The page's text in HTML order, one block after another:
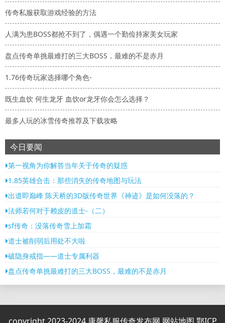
传奇私服获取游戏经验的方法
人满为患BOSS都抢不到了，偶遇一个勤俭持家美女玩家
盘点传奇单挑最难打的三大BOSS，最难的不是赤月
1.76传奇玩家选择哪个角色-
既生血饮 何生龙牙 血饮or龙牙你会怎么选择？
最多人玩的冰雪传奇推荐及下载攻略
今日要闻
第一视角为你解答当年关于传奇的疑惑
1.85英雄合击：那些消失的传奇地图与玩法
出道即巅峰 陈天桥的3D版传奇世界《神迹》是如何没落的？
法师若何对于赖皮的道士-（二）
sf传奇：没落传奇雪上加霜
道士被削弱后用处不大啦
破隐身戒指——道士专属利器
盘点传奇单挑最难打的三大BOSS，最难的不是赤月